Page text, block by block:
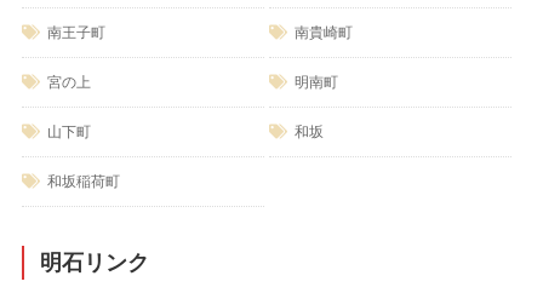
南王子町 南貴崎町
宮の上 明南町
山下町 和坂
和坂稲荷町
明石リンク